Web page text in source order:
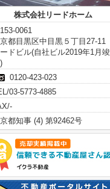
株式会社リードホーム
0061
都目黒区中目黒５丁目27-11
ードビル(自社ビル2019年1月竣
0120-423-023
03-5773-4885
都知事 (4) 第92462号